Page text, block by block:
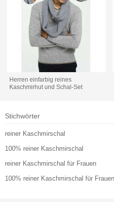
Herren einfarbig reines
Kaschmirhut und Schal-Set
Stichwörter
reiner Kaschmirschal
100% reiner Kaschmirschal
reiner Kaschmirschal für Frauen
100% reiner Kaschmirschal für Frauen